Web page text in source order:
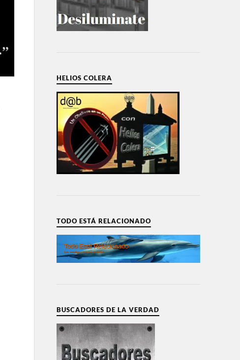
HELIOS COLERA
TODO ESTÁ RELACIONADO
BUSCADORES DE LA VERDAD